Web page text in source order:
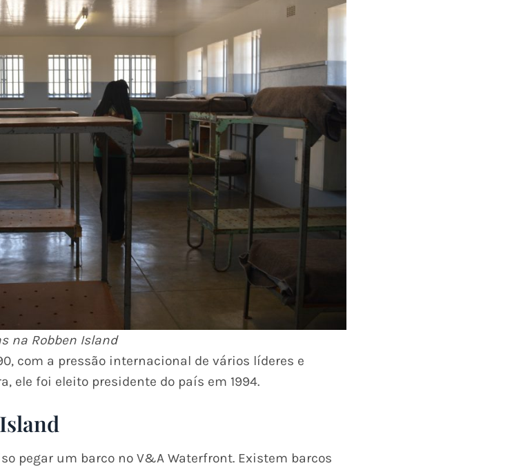
na Robben Island
com a pressão internacional de vários líderes e
ele foi eleito presidente do país em 1994.
pegar um barco no V&A Waterfront. Existem barcos